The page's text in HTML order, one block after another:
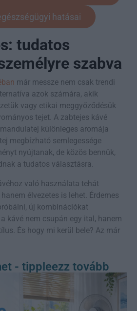
hatásai
tudatos
szabva
már messze nem csak trendi
azok számára, akik
vagy etikai meggyőződésük
tejet. A zabtejes kávé
különleges aromája
megbízható semlegessége
nyújtanak, de közös bennük,
a tudatos választásra.
való használata tehát
élvezetes is lehet. Érdemes
új kombinációkat
kávé nem csupán egy ital, hanem
És hogy mi kerül bele? Az már
- tippleezz tovább